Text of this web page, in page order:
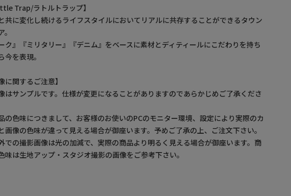
Trap/ラトルトラップ】
共に変化し続けるライフスタイルにおいてリアルに共存することができるタウン
ク』『ミリタリー』『デニム』をベースに素材とディティールにこだわりを持ち
今を表現。
に関するご注意】
はサンプルです。仕様が変更になることがありますのであらかじめご了承くださ
の色味につきまして、お客様のお使いのPCのモニター環境、設定により実際のカ
画像の色味が違って見える場合が御座います。予めご了承の上、ご注文下さい。
での撮影画像は光の加減で、実際の商品より明るく見える場合が御座います。商
味は生地アップ・スタジオ撮影の画像をご参考下さい。